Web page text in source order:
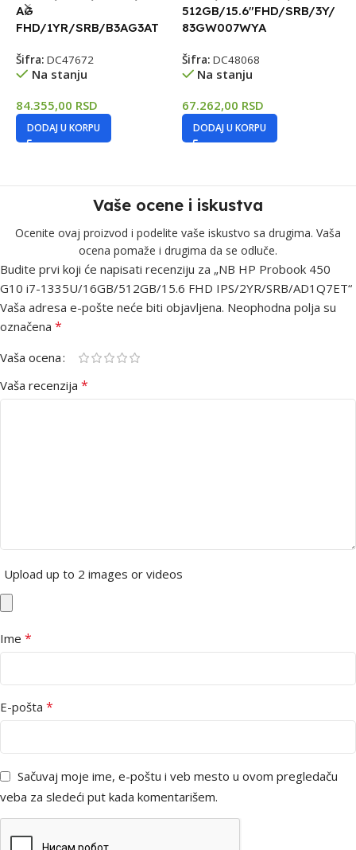
AG
FHD/1YR/SRB/B3AG3AT
Šifra: DC47672
Na stanju
84.355,00 RSD
DODAJ U KORPU
512GB/15.6″FHD/SRB/3Y/
83GW007WYA
Šifra: DC48068
Na stanju
67.262,00 RSD
DODAJ U KORPU
Vaše ocene i iskustva
Ocenite ovaj proizvod i podelite vaše iskustvo sa drugima. Vaša
ocena pomaže i drugima da se odluče.
Budite prvi koji će napisati recenziju za „NB HP Probook 450
G10 i7-1335U/16GB/512GB/15.6 FHD IPS/2YR/SRB/AD1Q7ET“
Vaša adresa e-pošte neće biti objavljena. Neophodna polja su
označena *
Vaša ocena
Vaša recenzija *
Upload up to 2 images or videos
Ime *
E-pošta *
Sačuvaj moje ime, e-poštu i veb mesto u ovom pregledaču
veba za sledeći put kada komentarišem.